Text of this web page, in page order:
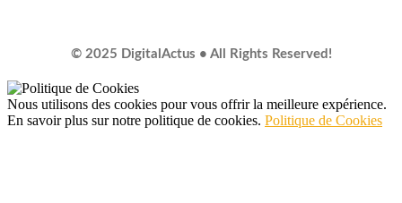
© 2025 DigitalActus • All Rights Reserved!
Nous utilisons des cookies pour vous offrir la meilleure expérience.
En savoir plus sur notre politique de cookies. Politique de Cookies